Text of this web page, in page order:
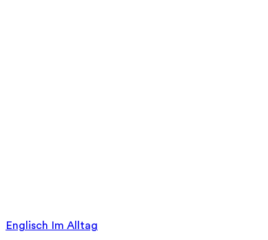
Englisch Im Alltag